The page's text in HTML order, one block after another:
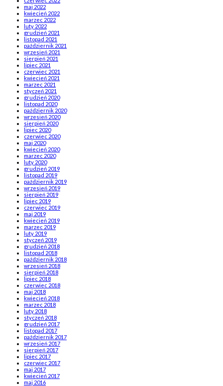
maj 2022
kwiecień 2022
marzec 2022
luty 2022
grudzień 2021
listopad 2021
październik 2021
wrzesień 2021
sierpień 2021
lipiec 2021
czerwiec 2021
kwiecień 2021
marzec 2021
styczeń 2021
grudzień 2020
listopad 2020
październik 2020
wrzesień 2020
sierpień 2020
lipiec 2020
czerwiec 2020
maj 2020
kwiecień 2020
marzec 2020
luty 2020
grudzień 2019
listopad 2019
październik 2019
wrzesień 2019
sierpień 2019
lipiec 2019
czerwiec 2019
maj 2019
kwiecień 2019
marzec 2019
luty 2019
styczeń 2019
grudzień 2018
listopad 2018
październik 2018
wrzesień 2018
sierpień 2018
lipiec 2018
czerwiec 2018
maj 2018
kwiecień 2018
marzec 2018
luty 2018
styczeń 2018
grudzień 2017
listopad 2017
październik 2017
wrzesień 2017
sierpień 2017
lipiec 2017
czerwiec 2017
maj 2017
kwiecień 2017
maj 2016